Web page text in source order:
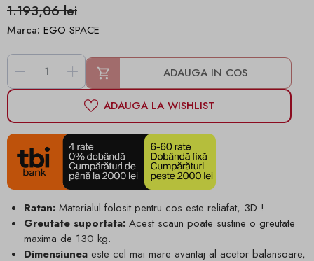
1.193,06 lei
Marca: EGO SPACE
- + ADAUGA IN COS
ADAUGA LA WISHLIST
Ratan: Materialul folosit pentru cos este reliafat, 3D !
Greutate suportata: Acest scaun poate sustine o greutate
maxima de 130 kg.
Dimensiunea este cel mai mare avantaj al acetor balansoare,